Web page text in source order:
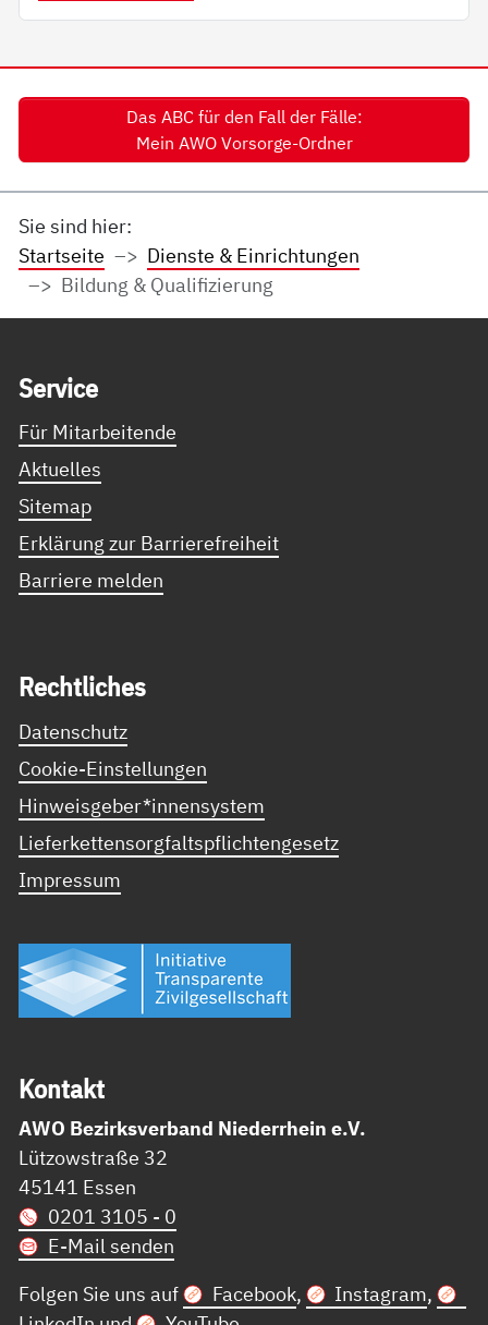
Das ABC für den Fall der Fälle:
Mein AWO Vorsorge-Ordner
Sie sind hier:
Startseite
Dienste & Einrichtungen
Bildung & Qualifizierung
Ser­vice
Für Mitarbeitende
Aktuelles
Sitemap
Erklärung zur Barrierefreiheit
Barriere melden
Recht­li­ches
Datenschutz
Cookie-Einstellungen
Hinweisgeber*innensystem
Lieferkettensorgfaltspflichtengesetz
Impressum
Kon­takt
AWO Bezirksverband Niederrhein e.V.
Lützowstraße 32
45141 Essen
0201 3105 - 0
E-Mail senden
Folgen Sie uns auf
Facebook, Instagram,